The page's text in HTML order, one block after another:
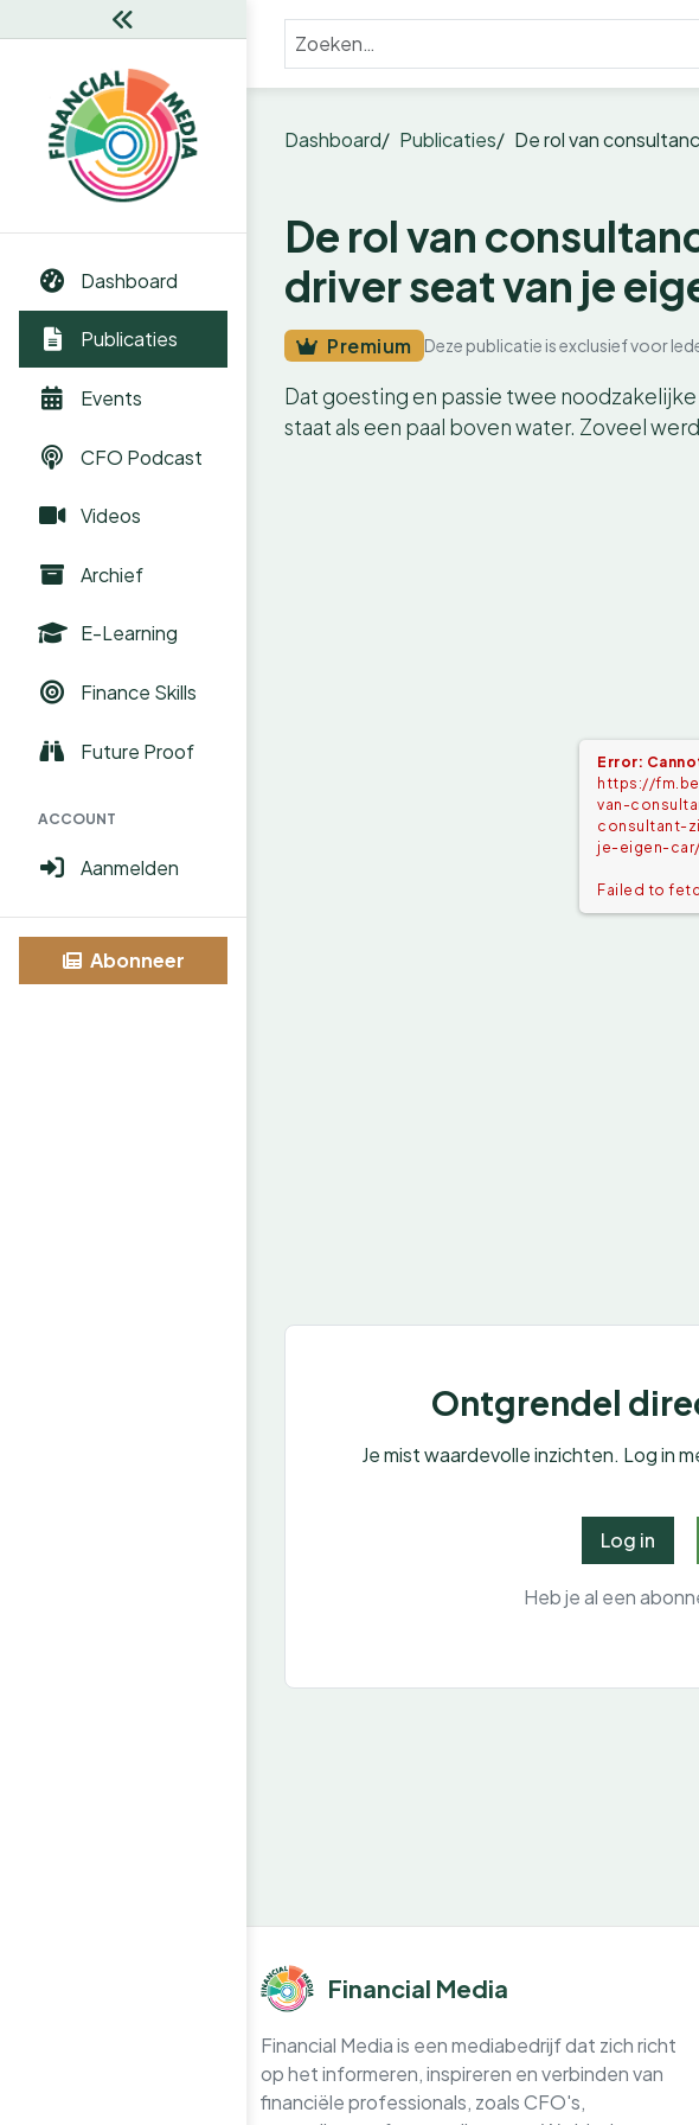
Dashboard
Publicaties
Events
CFO Podcast
Videos
Archief
E-Learning
Finance Skills
Future Proof
ACCOUNT
Aanmelden
Abonneer
Dashboard Publicaties De rol van
De rol van
driver seat van je
Premium Deze publicatie is exclusief voor
Dat goesting en passie twee
staat als een paal boven water. Zoveel
Error:
https://
van-
consultant-
je-eigen-
Failed to
Ontgrendel
Je mist waardevolle inzichten. Log in
Log in
Heb je al een
Financial Media
Financial Media is een mediabedrijf dat zich richt
op het informeren, inspireren en verbinden van
financiële professionals, zoals CFO's,